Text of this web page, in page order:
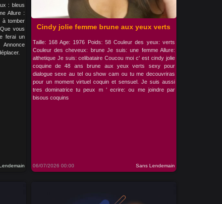
: bleus
Allure :
à tomber
vous
ferai un
Cindy jolie femme brune aux yeux verts
Taille: 168 Age: 1976 Poids: 58 Couleur des yeux: verts
Couleur des cheveux: brune Je suis: une femme Allure:
althetique Je suis: celibataire Coucou moi c' est cindy jolie
coquine de 48 ans brune aux yeux verts sexy pour
dialogue sexe au tel ou show cam ou tu me decouvriras
pour un moment virtuel coquin et sensuel. Je suis aussi
tres dominatrice tu peux m ' ecrire: ou me joindre par
bisous coquins
06/07/2026 00:00 Sans Lendemain